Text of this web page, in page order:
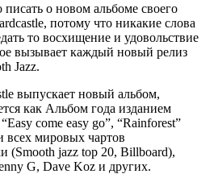
о новом альбоме своего
потому что никакие слова
то восхищение и удовольствие
вызывает каждый новый релиз
Jazz.
выпускает новый альбом,
как Альбом года изданием
come easy go”, “Rainforest”
всех мировых чартов
(Smooth jazz top 20, Billboard),
G, Dave Koz и других.